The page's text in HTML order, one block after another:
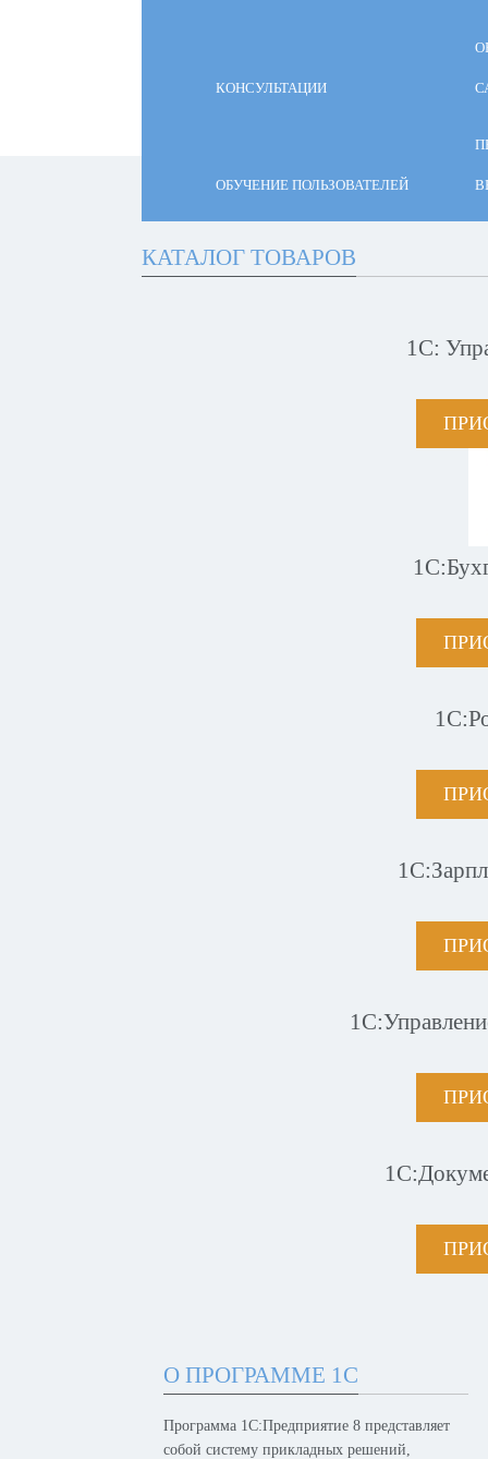
КОНСУЛЬТАЦИИ
ОБУЧЕНИЕ ПОЛЬЗОВАТЕЛЕЙ
КАТАЛОГ ТОВАРОВ
1С:
О ПРОГРАММЕ 1С
Программа 1С:Предприятие 8 представляет
собой систему прикладных решений,